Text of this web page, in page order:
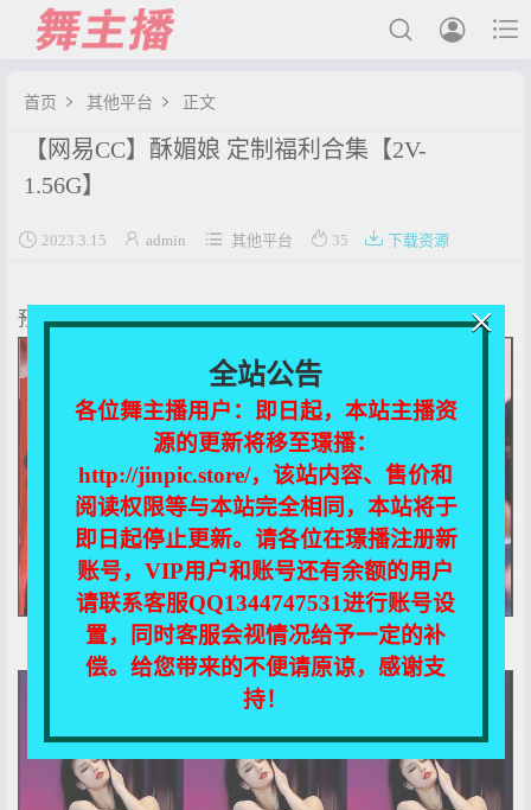



最新发布
主播合集
充值&解压说明
用户中心
会员登陆
首页  其他平台  正文
【网易CC】酥媚娘 定制福利合集【2V-
1.56G】
 2023.3.15  admin  其他平台  35  下载资源
预览图：
全站公告
各位舞主播用户：即日起，本站主播资
源的更新将移至璟播：
http://jinpic.store/，该站内容、售价和
阅读权限等与本站完全相同，本站将于
即日起停止更新。请各位在璟播注册新
账号，VIP用户和账号还有余额的用户
请联系客服QQ1344747531进行账号设
置，同时客服会视情况给予一定的补
偿。给您带来的不便请原谅，感谢支
持！
×